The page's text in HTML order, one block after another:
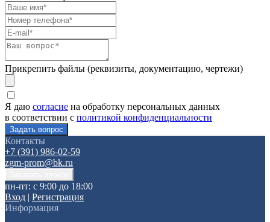
Прикрепить файлы (реквизиты, документацию, чертежи)
Я даю согласие на обработку персональных данных
в соответствии с политикой конфиденциальности
Контакты
+7 (391) 986-02-59
zgm-prom@bk.ru
пн-пт: с 9:00 до 18:00
Вход | Регистрация
Информация